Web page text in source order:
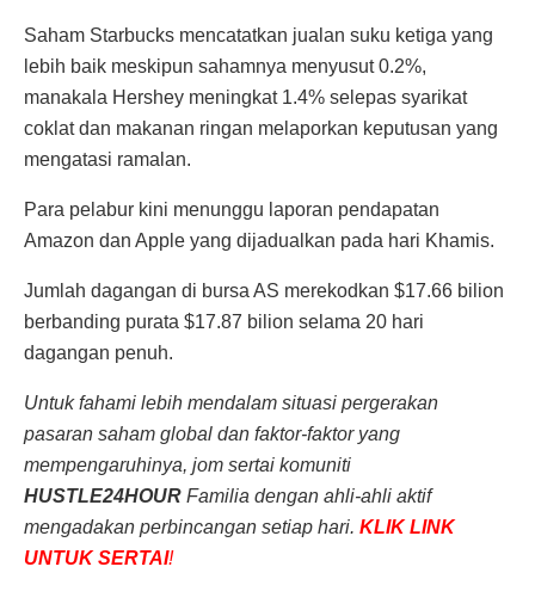
Saham Starbucks mencatatkan jualan suku ketiga yang
lebih baik meskipun sahamnya menyusut 0.2%,
manakala Hershey meningkat 1.4% selepas syarikat
coklat dan makanan ringan melaporkan keputusan yang
mengatasi ramalan.
Para pelabur kini menunggu laporan pendapatan
Amazon dan Apple yang dijadualkan pada hari Khamis.
Jumlah dagangan di bursa AS merekodkan $17.66 bilion
berbanding purata $17.87 bilion selama 20 hari
dagangan penuh.
Untuk fahami lebih mendalam situasi pergerakan
pasaran saham global dan faktor-faktor yang
mempengaruhinya, jom sertai komuniti
HUSTLE24HOUR Familia dengan ahli-ahli aktif
mengadakan perbincangan setiap hari. KLIK LINK
UNTUK SERTAI!